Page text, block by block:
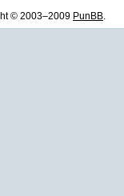
© 2003–2009 PunBB.